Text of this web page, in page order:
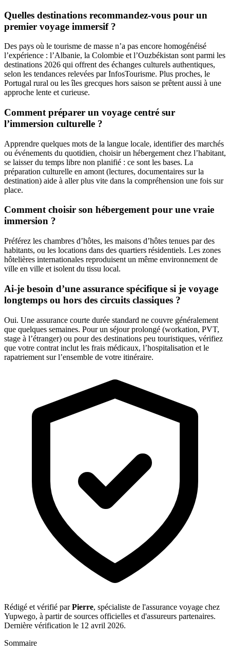
Quelles destinations recommandez-vous pour un
premier voyage immersif ?
Des pays où le tourisme de masse n’a pas encore homogénéisé
l’expérience : l’Albanie, la Colombie et l’Ouzbékistan sont parmi les
destinations 2026 qui offrent des échanges culturels authentiques,
selon les tendances relevées par InfosTourisme. Plus proches, le
Portugal rural ou les îles grecques hors saison se prêtent aussi à une
approche lente et curieuse.
Comment préparer un voyage centré sur
l’immersion culturelle ?
Apprendre quelques mots de la langue locale, identifier des marchés
ou événements du quotidien, choisir un hébergement chez l’habitant,
se laisser du temps libre non planifié : ce sont les bases. La
préparation culturelle en amont (lectures, documentaires sur la
destination) aide à aller plus vite dans la compréhension une fois sur
place.
Comment choisir son hébergement pour une vraie
immersion ?
Préférez les chambres d’hôtes, les maisons d’hôtes tenues par des
habitants, ou les locations dans des quartiers résidentiels. Les zones
hôtelières internationales reproduisent un même environnement de
ville en ville et isolent du tissu local.
Ai-je besoin d’une assurance spécifique si je voyage
longtemps ou hors des circuits classiques ?
Oui. Une assurance courte durée standard ne couvre généralement
que quelques semaines. Pour un séjour prolongé (workation, PVT,
stage à l’étranger) ou pour des destinations peu touristiques, vérifiez
que votre contrat inclut les frais médicaux, l’hospitalisation et le
rapatriement sur l’ensemble de votre itinéraire.
Rédigé et vérifié parPierre, spécialiste de l'assurance voyage chez
Yupwego, à partir de sources officielles et d'assureurs partenaires.
Dernière vérification le 12 avril 2026.
Sommaire